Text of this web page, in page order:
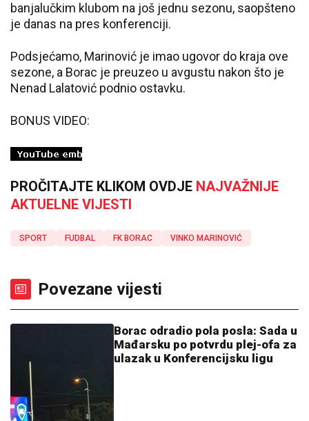
banjalučkim klubom na još jednu sezonu, saopšteno
je danas na pres konferenciji.
Podsjećamo, Marinović je imao ugovor do kraja ove
sezone, a Borac je preuzeo u avgustu nakon što je
Nenad Lalatović podnio ostavku.
BONUS VIDEO:
PROČITAJTE KLIKOM OVDJE NAJVAŽNIJE
AKTUELNE VIJESTI
SPORT FUDBAL FK BORAC VINKO MARINOVIĆ
Povezane vijesti
Borac odradio pola posla: Sada u
Mađarsku po potvrdu plej-ofa za
ulazak u Konferencijsku ligu